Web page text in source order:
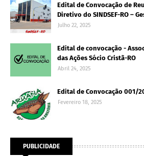
Edital de Convocação de
Diretivo do SINDSEF-RO –
Julho 22, 2025
Edital de convocação -
das Ações Sócio Cristã-RO
Abril 24, 2025
Edital de Convocação 001/
Fevereiro 18, 2025
PUBLICIDADE